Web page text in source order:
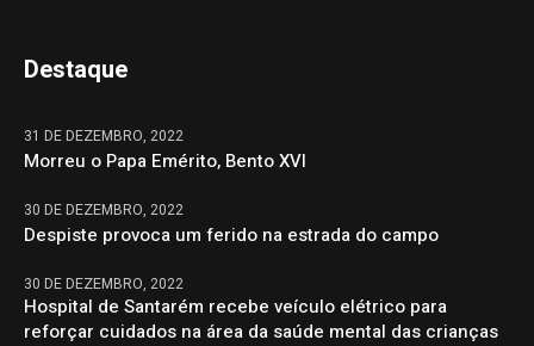
Destaque
31 DE DEZEMBRO, 2022
Morreu o Papa Emérito, Bento XVI
30 DE DEZEMBRO, 2022
Despiste provoca um ferido na estrada do campo
30 DE DEZEMBRO, 2022
Hospital de Santarém recebe veículo elétrico para
reforçar cuidados na área da saúde mental das crianças